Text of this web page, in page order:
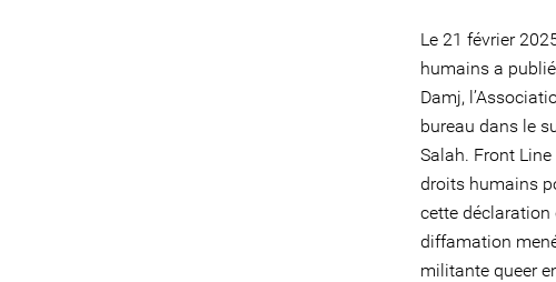
Le 21 février
humains a
Damj,
bureau dans le
Salah. Front
droits humains
cette déclaration
diffamation
militante queer